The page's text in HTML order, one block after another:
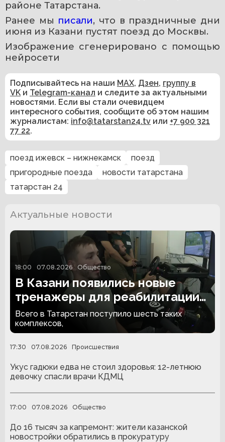
районе Татарстана.
Ранее мы писали, что в праздничные дни
июня из Казани пустят поезд до Москвы.
Изображение сгенерировано с помощью
нейросети
Подписывайтесь на наши MAX, Дзен, группу в
VK и Telegram-канал и следите за актуальными
новостями. Если вы стали очевидцем
интересного события, сообщите об этом нашим
журналистам: info@tatarstan24.tv или +7 900 321
77 22.
поезд ижевск – нижнекамск
поезд
пригородные поезда
новости татарстана
татарстан 24
Актуальные новости
18:00 07.08.2026 Общество
В Казани появились новые
тренажеры для реабилитации
людей с ампутациями
Всего в Татарстан поступило шесть таких
комплексов,
17:30 07.08.2026 Происшествия
Укус гадюки едва не стоил здоровья: 12-летнюю
девочку спасли врачи КДМЦ
17:00 07.08.2026 Общество
До 16 тысяч за капремонт: жители казанской
новостройки обратились в прокуратуру